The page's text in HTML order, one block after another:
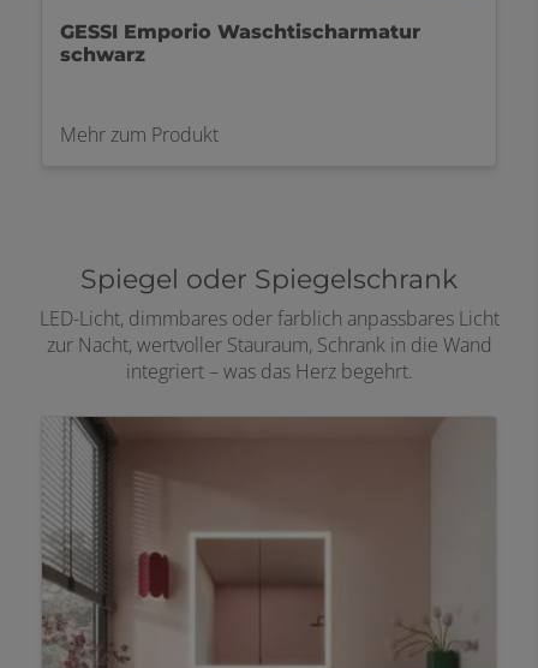
GESSI Emporio Waschtischarmatur
schwarz
Mehr zum Produkt
Spiegel oder Spiegelschrank
LED-Licht, dimmbares oder farblich anpassbares Licht
zur Nacht, wertvoller Stauraum, Schrank in die Wand
integriert – was das Herz begehrt.